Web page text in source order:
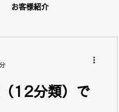
お客様紹介
ッピング同行
12分類）で